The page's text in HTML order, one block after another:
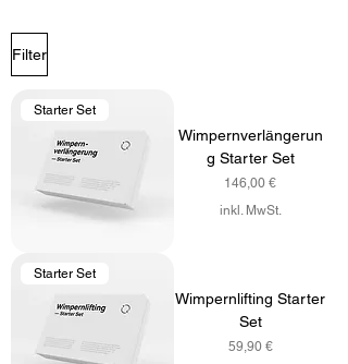
Filter
Starter Set
Wimpernverlängerun
g Starter Set
Preis
146,00 €
inkl. MwSt.
Starter Set
Wimpernlifting Starter
Set
Preis
59,90 €